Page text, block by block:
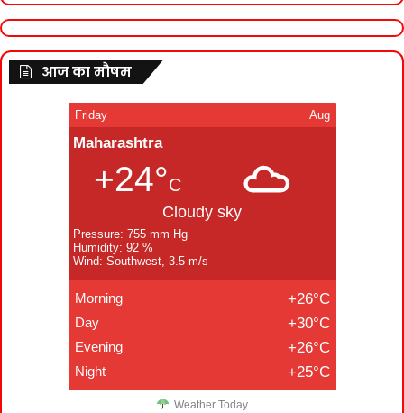
आज का मौषम
Friday Aug
Maharashtra
+24°C
Cloudy sky
Pressure: 755 mm Hg
Humidity: 92 %
Wind: Southwest, 3.5 m/s
Morning +26°C
Day +30°C
Evening +26°C
Night +25°C
Weather Today